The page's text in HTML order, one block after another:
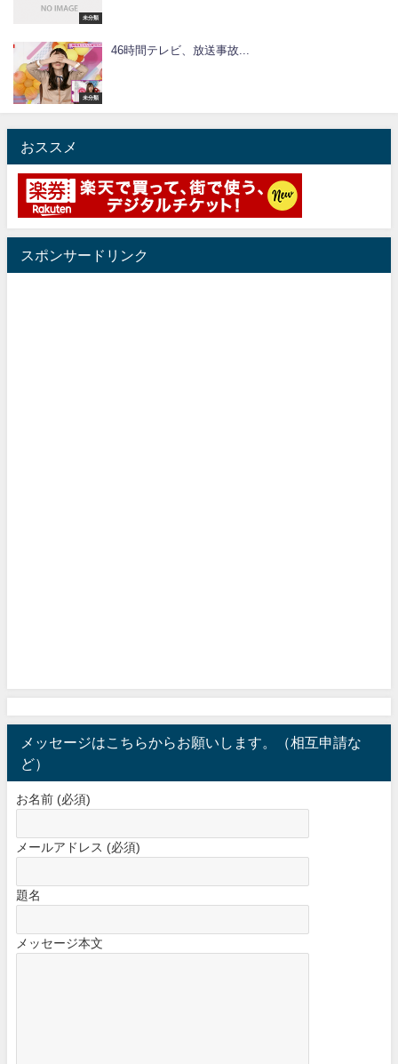
未分類
未分類
46時間テレビ、放送事故...
おススメ
スポンサードリンク
メッセージはこちらからお願いします。（相互申請な
ど）
お名前 (必須)
メールアドレス (必須)
題名
メッセージ本文